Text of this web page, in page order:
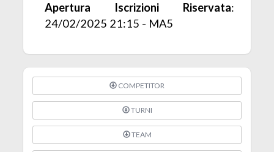
Apertura Iscrizioni Riservata:
24/02/2025 21:15 - MA5
COMPETITOR
TURNI
TEAM